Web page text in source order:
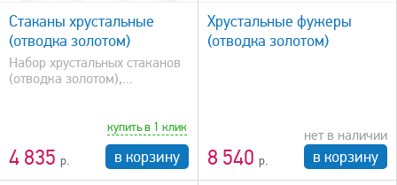
Стаканы хрустальные
(отводка золотом)
Набор хрустальных стаканов
(отводка золотом),...
4 835
купить в 1 клик
в корзину
Хрустальные фужеры
(отводка золотом)
8 540
нет в наличии
в корзину